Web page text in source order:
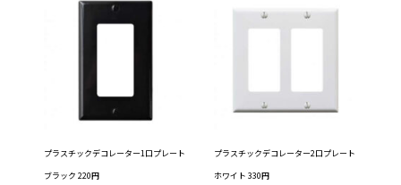
プラスチックデコレーター1口プレート
ブラック 220円
プラスチックデコレーター2口プレート
ホワイト 330円